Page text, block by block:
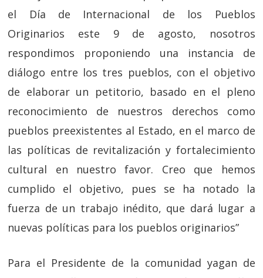
el Día de Internacional de los Pueblos
Originarios este 9 de agosto, nosotros
respondimos proponiendo una instancia de
diálogo entre los tres pueblos, con el objetivo
de elaborar un petitorio, basado en el pleno
reconocimiento de nuestros derechos como
pueblos preexistentes al Estado, en el marco de
las políticas de revitalización y fortalecimiento
cultural en nuestro favor. Creo que hemos
cumplido el objetivo, pues se ha notado la
fuerza de un trabajo inédito, que dará lugar a
nuevas políticas para los pueblos originarios”
Para el Presidente de la comunidad yagan de